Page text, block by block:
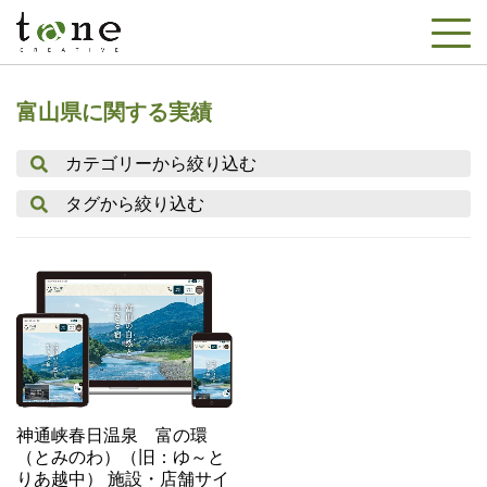
富山県に関する実績
神通峡春日温泉 富の環
（とみのわ）（旧：ゆ～と
りあ越中） 施設・店舗サイ
カテゴリーから絞り込む
タグから絞り込む